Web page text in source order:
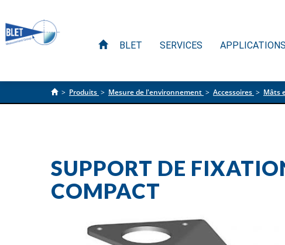
BLET SERVICES APPLICATIONS
> Produits > Mesure de l'environnement > Accessoires > Mâts
SUPPORT DE
COMPACT